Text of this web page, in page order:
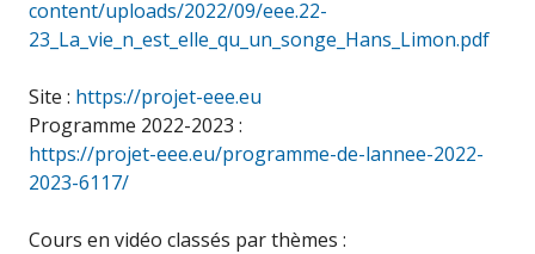
content/uploads/2022/09/eee.22-
23_La_vie_n_est_elle_qu_un_songe_Hans_Limon.pdf
Site : https://projet-eee.eu
Programme 2022-2023 :
https://projet-eee.eu/programme-de-lannee-2022-
2023-6117/
Cours en vidéo classés par thèmes :